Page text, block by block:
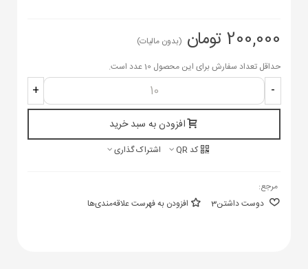
200,000 تومان
(بدون مالیات)
حداقل تعداد سفارش برای این محصول 10 عدد است.
-
+
افزودن به سبد خرید
کد QR اشتراک گذاری
مرجع:
دوست داشتن3 افزودن به فهرست علاقه‌مندی‌ها